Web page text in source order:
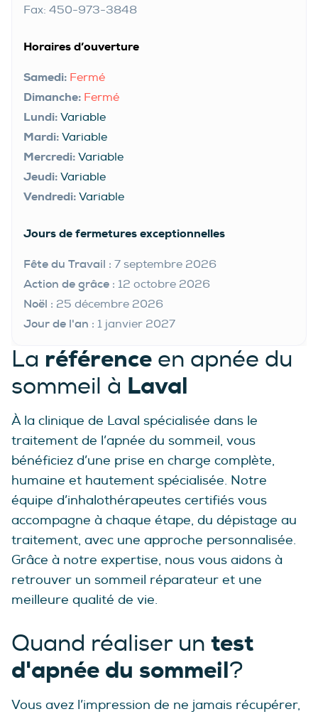
La référence en apnée du
sommeil à Laval
À la clinique de Laval spécialisée dans le
traitement de l’apnée du sommeil, vous
bénéficiez d’une prise en charge complète,
humaine et hautement spécialisée. Notre
équipe d’inhalothérapeutes certifiés vous
accompagne à chaque étape, du dépistage au
traitement, avec une approche personnalisée.
Grâce à notre expertise, nous vous aidons à
retrouver un sommeil réparateur et une
meilleure qualité de vie.
Quand réaliser un test
d'apnée du sommeil?
Vous avez l’impression de ne jamais récupérer,
Fax: 450-973-3848
Horaires d’ouverture
Dimanche: Fermé
Lundi: Variable
Mardi: Variable
Mercredi: Variable
Jeudi: Variable
Vendredi: Variable
Samedi: Fermé
Jours de fermetures exceptionnelles
Fête du Travail : 7 septembre 2026
Action de grâce : 12 octobre 2026
Noël : 25 décembre 2026
Jour de l'an : 1 janvier 2027